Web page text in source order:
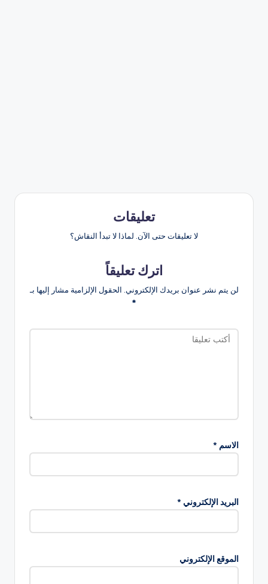
تعليقات
لا تعليقات حتى الآن. لماذا لا تبدأ النقاش؟
اترك تعليقاً
لن يتم نشر عنوان بريدك الإلكتروني. الحقول الإلزامية مشار إليها بـ
*
الاسم *
البريد الإلكتروني *
الموقع الإلكتروني